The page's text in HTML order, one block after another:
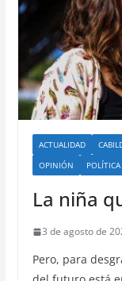
ACTUALIDAD
OPINIÓN
POLÍTICA
La niña
3 de agosto de
Pero, para